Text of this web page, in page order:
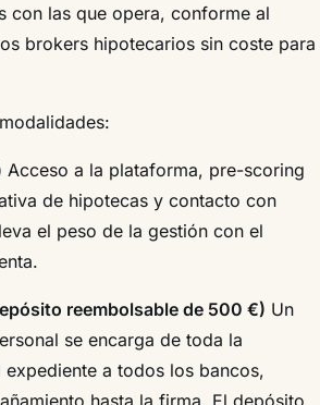
con las que opera, conforme al
brokers hipotecarios sin coste para
Acceso a la plataforma, pre-scoring
de hipotecas y contacto con
el peso de la gestión con el
reembolsable de 500 €) Un
se encarga de toda la
a todos los bancos,
hasta la firma. El depósito